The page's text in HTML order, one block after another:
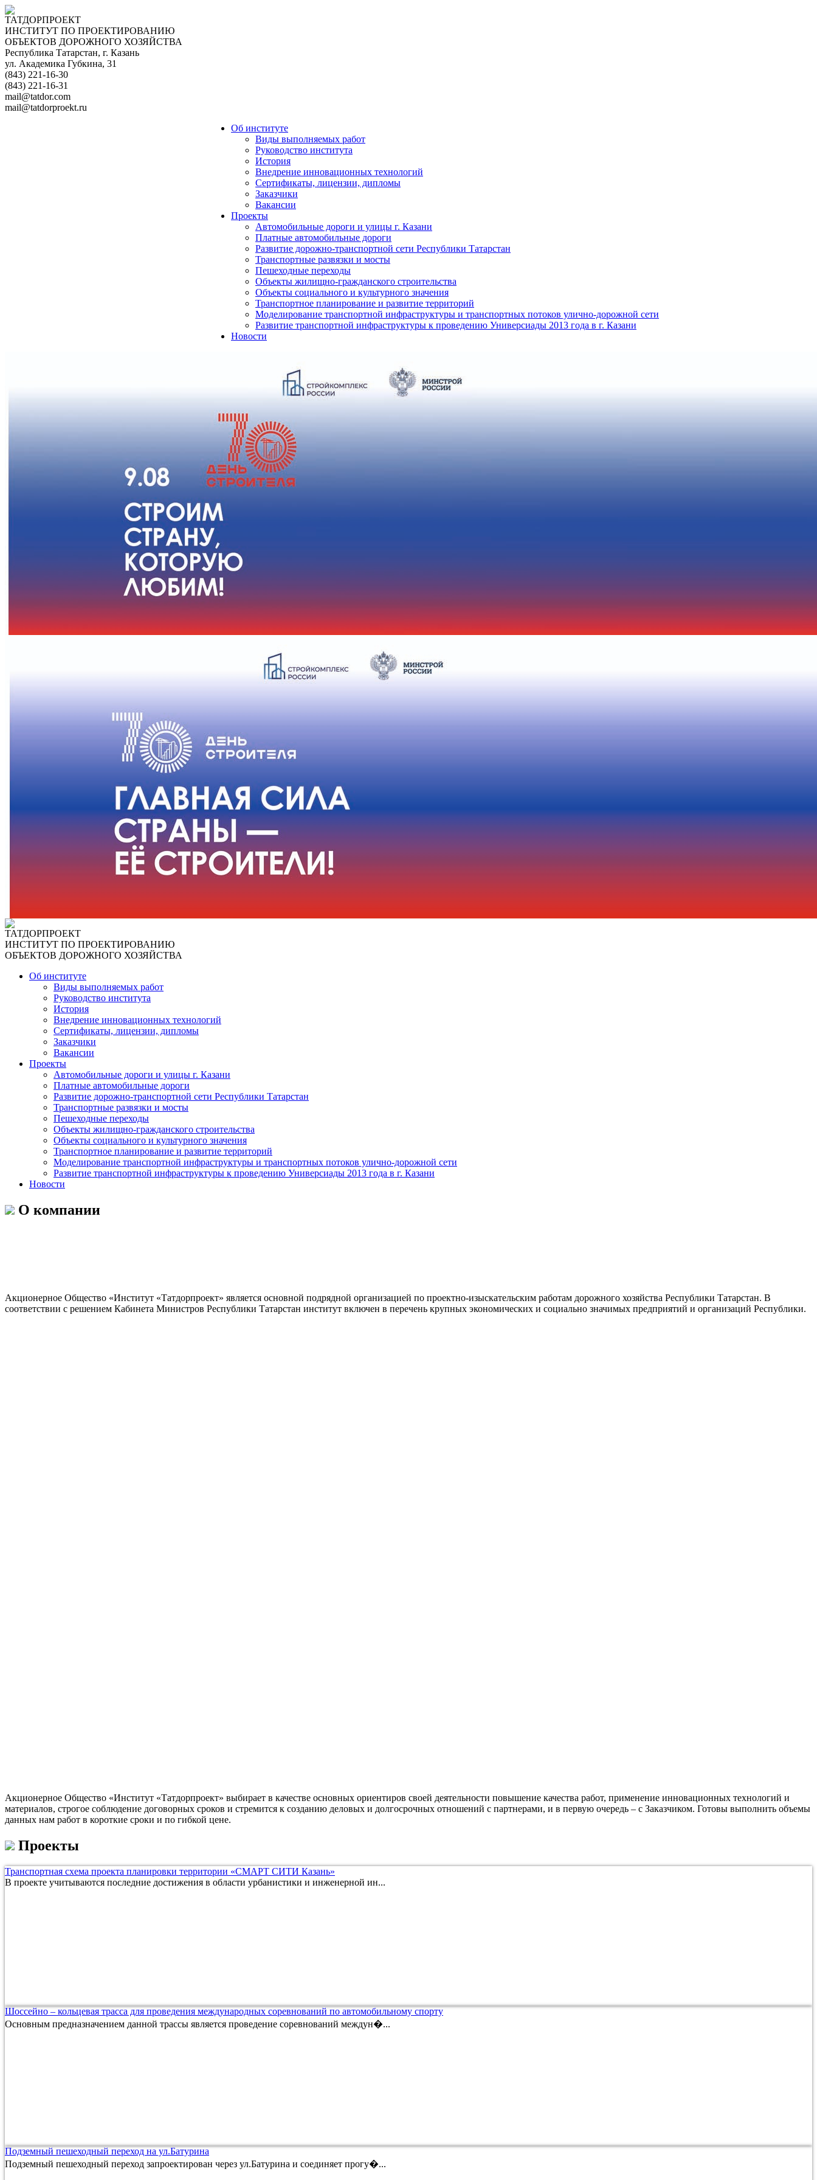
ТАТДОРПРОЕКТ
ИНСТИТУТ ПО ПРОЕКТИРОВАНИЮ
ОБЪЕКТОВ ДОРОЖНОГО ХОЗЯЙСТВА
Республика Татарстан, г. Казань
ул. Академика Губкина, 31
(843) 221-16-30
(843) 221-16-31
mail@tatdor.com
mail@tatdorproekt.ru
Об институте
Виды выполняемых работ
Руководство института
История
Внедрение инновационных технологий
Сертификаты, лицензии, дипломы
Заказчики
Вакансии
Проекты
Автомобильные дороги и улицы г. Казани
Платные автомобильные дороги
Развитие дорожно-транспортной сети Республики Татарстан
Транспортные развязки и мосты
Пешеходные переходы
Объекты жилищно-гражданского строительства
Объекты социального и культурного значения
Транспортное планирование и развитие территорий
Моделирование транспортной инфраструктуры и транспортных потоков улично-дорожной сети
Развитие транспортной инфраструктуры к проведению Универсиады 2013 года в г. Казани
Новости
ТАТДОРПРОЕКТ
ИНСТИТУТ ПО ПРОЕКТИРОВАНИЮ
ОБЪЕКТОВ ДОРОЖНОГО ХОЗЯЙСТВА
Об институте
Виды выполняемых работ
Руководство института
История
Внедрение инновационных технологий
Сертификаты, лицензии, дипломы
Заказчики
Вакансии
Проекты
Автомобильные дороги и улицы г. Казани
Платные автомобильные дороги
Развитие дорожно-транспортной сети Республики Татарстан
Транспортные развязки и мосты
Пешеходные переходы
Объекты жилищно-гражданского строительства
Объекты социального и культурного значения
Транспортное планирование и развитие территорий
Моделирование транспортной инфраструктуры и транспортных потоков улично-дорожной сети
Развитие транспортной инфраструктуры к проведению Универсиады 2013 года в г. Казани
Новости
О компании
Акционерное Общество «Институт «Татдорпроект» является основной подрядной организацией по проектно-изыскательским работам дорожного хозяйства Республики Татарстан. В
соответствии с решением Кабинета Министров Республики Татарстан институт включен в перечень крупных экономических и социально значимых предприятий и организаций Республики.
Акционерное Общество «Институт «Татдорпроект» выбирает в качестве основных ориентиров своей деятельности повышение качества работ, применение инновационных технологий и
материалов, строгое соблюдение договорных сроков и стремится к созданию деловых и долгосрочных отношений с партнерами, и в первую очередь – с Заказчиком. Готовы выполнить объемы
данных нам работ в короткие сроки и по гибкой цене.
Проекты
Транспортная схема проекта планировки территории «СМАРТ СИТИ Казань»
В проекте учитываются последние достижения в области урбанистики и инженерной ин...
Шоссейно – кольцевая трасса для проведения международных соревнований по автомобильному спорту
Основным предназначением данной трассы является проведение соревнований междун�...
Подземный пешеходный переход на ул.Батурина
Подземный пешеходный переход запроектирован через ул.Батурина и соединяет прогу�...